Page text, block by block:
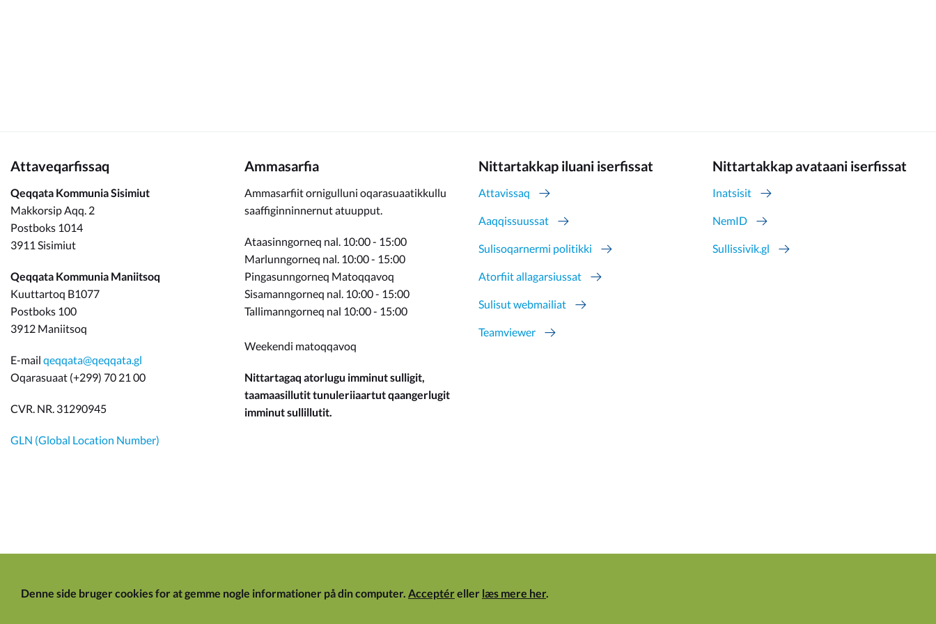
Attaveqarfissaq
Qeqqata Kommunia Sisimiut
Makkorsip Aqq. 2
Postboks 1014
3911 Sisimiut
Qeqqata Kommunia Maniitsoq
Kuuttartoq B1077
Postboks 100
3912 Maniitsoq
E-mail qeqqata@qeqqata.gl
Oqarasuaat (+299) 70 21 00
CVR. NR. 31290945
GLN (Global Location Number)
Ammasarfia
Ammasarfiit ornigulluni oqarasuaatikkullu
saaffiginninnernut atuupput.
Ataasinngorneq nal. 10:00 - 15:00
Marlunngorneq nal. 10:00 - 15:00
Pingasunngorneq Matoqqavoq
Sisamanngorneq nal. 10:00 - 15:00
Tallimanngorneq nal 10:00 - 15:00
Weekendi matoqqavoq
Nittartagaq atorlugu imminut sulligit,
taamaasillutit tunuleriiaartut qaangerlugit
imminut sullillutit.
Nittartakkap iluani iserfissat
Attavissaq
Aaqqissuussat
Sulisoqarnermi politikki
Atorfiit allagarsiussat
Sulisut webmailiat
Teamviewer
Nittartakkap avataani iserfissat
Inatsisit
NemID
Sullissivik.gl
Denne side bruger cookies for at gemme nogle informationer på din computer. Acceptéreller læs mere her.